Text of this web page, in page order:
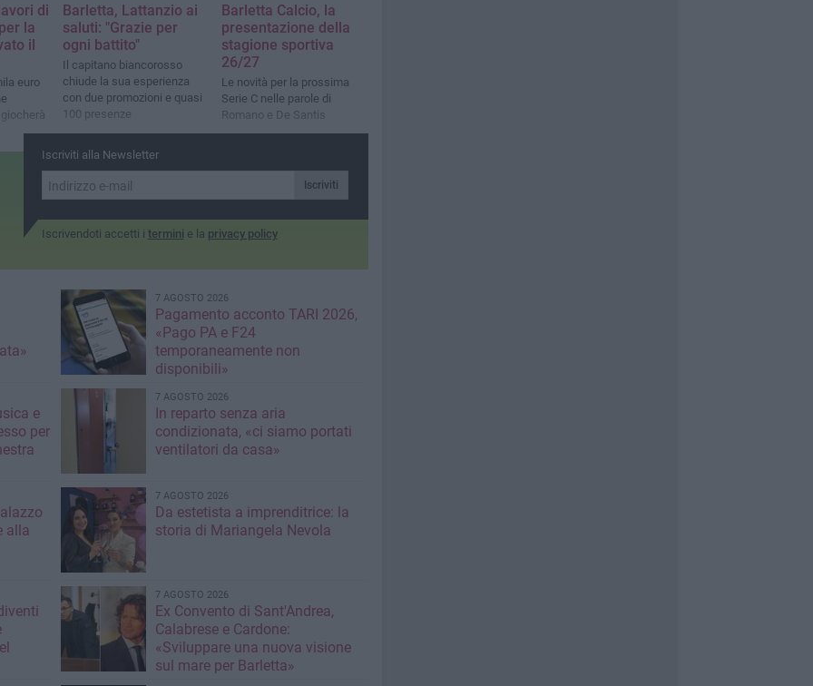
di
la
il
euro
Barletta, Lattanzio ai
saluti: "Grazie per
ogni battito"
Il capitano biancorosso
chiude la sua esperienza
con due promozioni e quasi
100 presenze
Barletta Calcio, la
presentazione della
stagione sportiva
26/27
Le novità per la prossima
Serie C nelle parole di
Romano e De Santis
Iscriviti alla Newsletter
Iscriviti
Iscrivendoti accetti i termini e la privacy policy
7 AGOSTO 2026
Pagamento acconto TARI 2026,
«Pago PA e F24
temporaneamente non
disponibili»
e
per
7 AGOSTO 2026
In reparto senza aria
condizionata, «ci siamo portati
ventilatori da casa»
alla
7 AGOSTO 2026
Da estetista a imprenditrice: la
storia di Mariangela Nevola
7 AGOSTO 2026
Ex Convento di Sant'Andrea,
Calabrese e Cardone:
«Sviluppare una nuova visione
sul mare per Barletta»